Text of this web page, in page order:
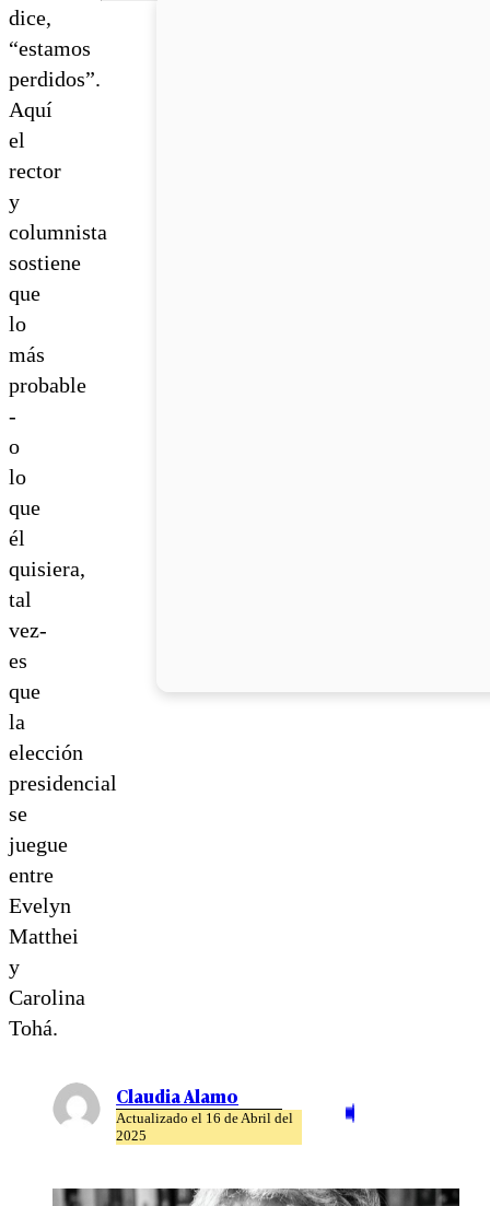
dice,
“estamos
perdidos”.
Aquí
el
rector
y
columnista
sostiene
que
lo
más
probable
-
o
lo
que
él
quisiera,
tal
vez-
es
que
la
elección
presidencial
se
juegue
entre
Evelyn
Matthei
y
Carolina
Tohá.
Claudia Alamo
Actualizado el 16 de Abril del
2025